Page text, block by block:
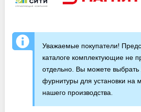
Закажите звонок
Раменское и вся
info@protivopozharnie-
Уважаемые покупатели!
каталоге комплектующие не
отдельно. Вы можете
фурнитуры для установки на
нашего производства.